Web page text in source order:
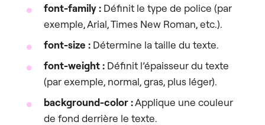
font-family : Définit le type de police (par
exemple, Arial, Times New Roman, etc.).
font-size : Détermine la taille du texte.
font-weight : Définit l’épaisseur du texte
(par exemple, normal, gras, plus léger).
background-color :Applique une couleur
de fond derrière le texte.